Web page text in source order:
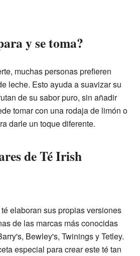
y se toma?
muchas personas prefieren
leche. Esto ayuda a suavizar su
de su sabor puro, sin añadir
tomar con una rodaja de limón o
darle un toque diferente.
de Té Irish
elaboran sus propias versiones
de las marcas más conocidas
Bewley's, Twinings y Tetley.
especial para crear este té tan